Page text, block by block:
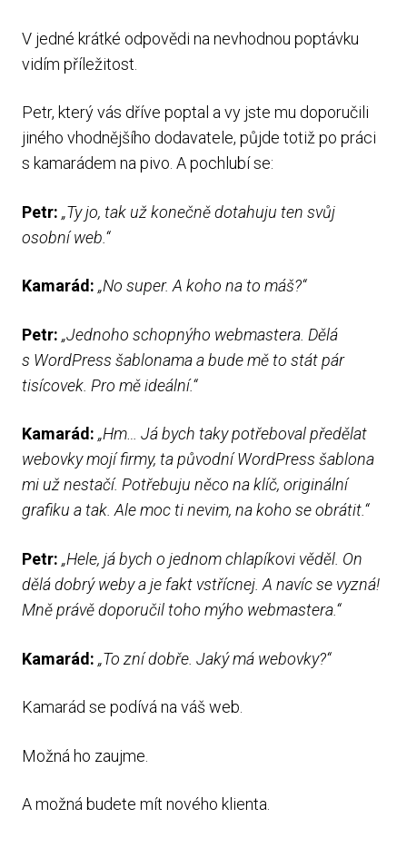
V jedné krátké odpovědi na nevhodnou poptávku
vidím příležitost.
Petr, který vás dříve poptal a vy jste mu doporučili
jiného vhodnějšího dodavatele, půjde totiž po práci
s kamarádem na pivo. A pochlubí se:
Petr: „Ty jo, tak už konečně dotahuju ten svůj
osobní web.“
Kamarád: „No super. A koho na to máš?“
Petr: „Jednoho schopnýho webmastera. Dělá
s WordPress šablonama a bude mě to stát pár
tisícovek. Pro mě ideální.“
Kamarád: „Hm… Já bych taky potřeboval předělat
webovky mojí firmy, ta původní WordPress šablona
mi už nestačí. Potřebuju něco na klíč, originální
grafiku a tak. Ale moc ti nevim, na koho se obrátit.“
Petr: „Hele, já bych o jednom chlapíkovi věděl. On
dělá dobrý weby a je fakt vstřícnej. A navíc se vyzná!
Mně právě doporučil toho mýho webmastera.“
Kamarád: „To zní dobře. Jaký má webovky?“
Kamarád se podívá na váš web.
Možná ho zaujme.
A možná budete mít nového klienta.